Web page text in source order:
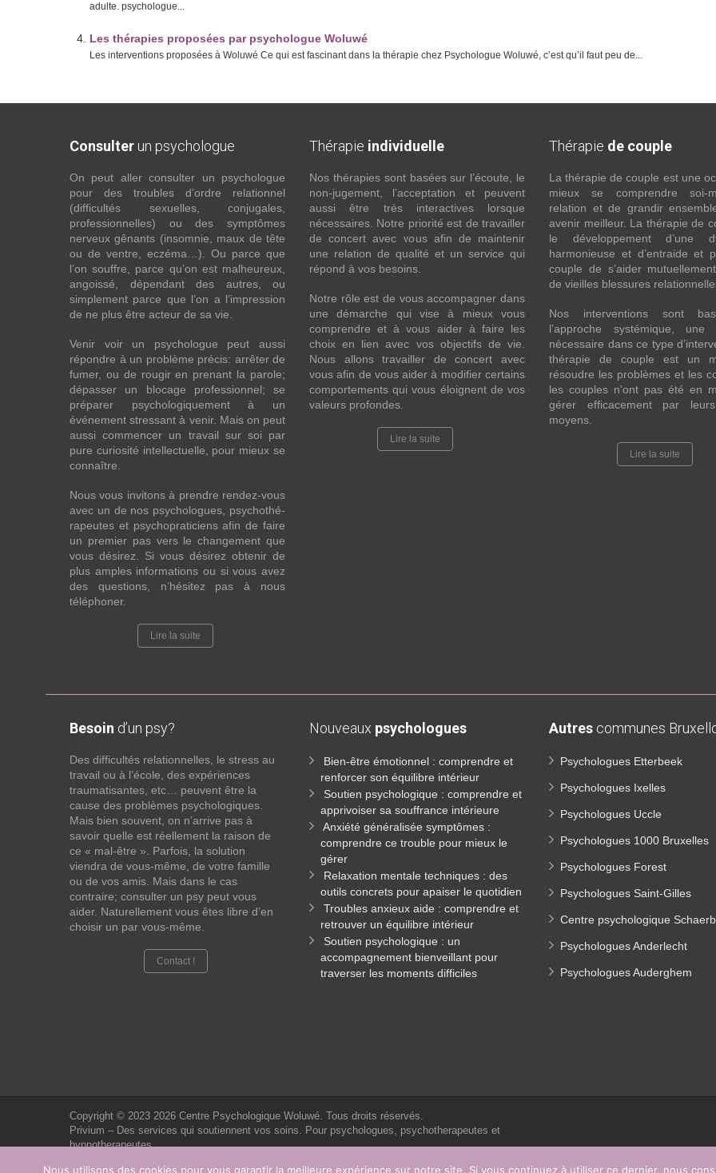
adulte. psychologue...
Les thérapies proposées par psychologue Woluwé
Les interventions proposées à Woluwé Ce qui est fascinant dans la thérapie chez Psychologue Woluwé, c’est qu’il faut peu de...
Consulter un psychologue
On peut aller consulter un psychologue
pour des troubles d’ordre relationnel
(difficultés sexuelles, conjugales,
professionnelles) ou des symptômes
nerveux gênants (insomnie, maux de tête
ou de ventre, eczéma…). Ou parce que
l’on souffre, parce qu’on est malheureux,
angoissé, dépendant des autres, ou
simplement parce que l’on a l’impression
de ne plus être acteur de sa vie.
Venir voir un psychologue peut aussi
répondre à un problème précis: arrêter de
fumer, ou de rougir en prenant la parole;
dépasser un blocage professionnel; se
préparer psychologiquement à un
événement stressant à venir. Mais on peut
aussi commencer un travail sur soi par
pure curiosité intellectuelle, pour mieux se
connaître.
Nous vous invitons à prendre rendez-vous
avec un de nos psychologues, psychothé-
rapeutes et psychopraticiens afin de faire
un premier pas vers le changement que
vous désirez. Si vous désirez obtenir de
plus amples informations ou si vous avez
des questions, n’hésitez pas à nous
téléphoner.
Lire la suite
Thérapie individuelle
Nos thérapies sont basées sur l’écoute, le
non-jugement, l’acceptation et peuvent
aussi être très interactives lorsque
nécessaires. Notre priorité est de travailler
de concert avec vous afin de maintenir
une relation de qualité et un service qui
répond à vos besoins.
Notre rôle est de vous accompagner dans
une démarche qui vise à mieux vous
comprendre et à vous aider à faire les
choix en lien avec vos objectifs de vie.
Nous allons travailler de concert avec
vous afin de vous aider à modifier certains
comportements qui vous éloignent de vos
valeurs profondes.
Lire la suite
Thérapie de couple
La thérapie de couple est une
mieux se comprendre soi-
relation et de grandir
avenir meilleur. La thérapie de
le développement d’une
harmonieuse et d’entraide et
couple de s’aider
de vieilles blessures
Nos interventions sont
l’approche systémique, une
nécessaire dans ce type
thérapie de couple est un
résoudre les problèmes et les
les couples n'ont pas été en
gérer efficacement par
moyens.
Lire la suite
Besoin d’un psy?
Des difficultés relationnelles, le stress au
travail ou à l’école, des expériences
traumatisantes, etc… peuvent être la
cause des problèmes psychologiques.
Mais bien souvent, on n’arrive pas à
savoir quelle est réellement la raison de
ce « mal-être ». Parfois, la solution
viendra de vous-même, de votre famille
ou de vos amis. Mais dans le cas
contraire; consulter un psy peut vous
aider. Naturellement vous êtes libre d’en
choisir un par vous-même.
Contact !
Nouveaux psychologues
Bien-être émotionnel : comprendre et
renforcer son équilibre intérieur
Soutien psychologique : comprendre et
apprivoiser sa souffrance intérieure
Anxiété généralisée symptômes :
comprendre ce trouble pour mieux le
gérer
Relaxation mentale techniques : des
outils concrets pour apaiser le quotidien
Troubles anxieux aide : comprendre et
retrouver un équilibre intérieur
Soutien psychologique : un
accompagnement bienveillant pour
traverser les moments difficiles
Autres communes
Psychologues Etterbeek
Psychologues Ixelles
Psychologues Uccle
Psychologues 1000 Bruxelles
Psychologues Forest
Psychologues Saint-Gilles
Centre psychologique
Psychologues Anderlecht
Psychologues Auderghem
Copyright © 2023 2026 Centre Psychologique Woluwé. Tous droits réservés.
Privium – Des services qui soutiennent vos soins. Pour psychologues, psychotherapeutes et
hypnotherapeutes.
Nous utilisons des cookies pour vous garantir la meilleure expérience sur notre site. Si vous continuez à utiliser ce dernier, nous